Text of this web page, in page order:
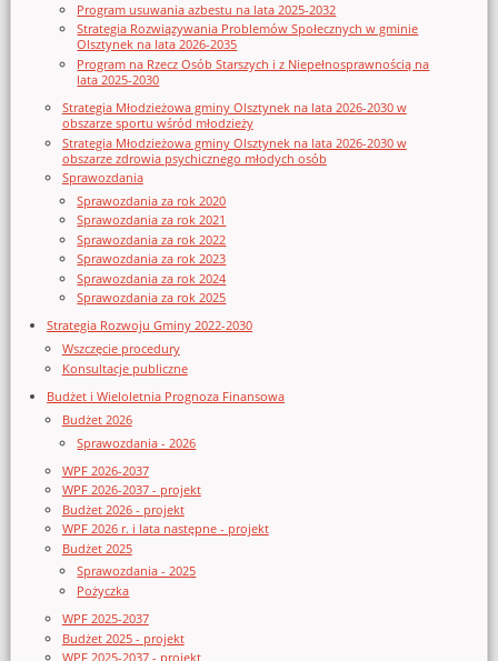
Program usuwania azbestu na lata 2025-2032
Strategia Rozwiązywania Problemów Społecznych w gminie
Olsztynek na lata 2026-2035
Program na Rzecz Osób Starszych i z Niepełnosprawnością na
lata 2025-2030
Strategia Młodzieżowa gminy Olsztynek na lata 2026-2030 w
obszarze sportu wśród młodzieży
Strategia Młodzieżowa gminy Olsztynek na lata 2026-2030 w
obszarze zdrowia psychicznego młodych osób
Sprawozdania
Sprawozdania za rok 2020
Sprawozdania za rok 2021
Sprawozdania za rok 2022
Sprawozdania za rok 2023
Sprawozdania za rok 2024
Sprawozdania za rok 2025
Strategia Rozwoju Gminy 2022-2030
Wszczęcie procedury
Konsultacje publiczne
Budżet i Wieloletnia Prognoza Finansowa
Budżet 2026
Sprawozdania - 2026
WPF 2026-2037
WPF 2026-2037 - projekt
Budżet 2026 - projekt
WPF 2026 r. i lata następne - projekt
Budżet 2025
Sprawozdania - 2025
Pożyczka
WPF 2025-2037
Budżet 2025 - projekt
WPF 2025-2037 - projekt